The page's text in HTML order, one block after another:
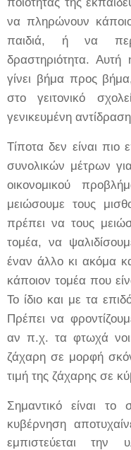
να πληρώνουν
παιδιά, ή να
δραστηριότητα.
γίνει βήμα προς
στο γειτονικό
γενικευμένη
Τίποτα δεν είναι πιο
συνολικών μέτρων
οικονομικού
μειώσουμε τους
πρέπει να τους
τομέα, να
έναν άλλο κι ακόμα
κάποιον τομέα που
Το ίδιο και με τα
Πρέπει να
αν π.χ. τα φτωχά
ζάχαρη σε μορφή
τιμή της ζάχαρης σε
Σημαντικό είναι
κυβέρνηση
εμπιστεύεται την